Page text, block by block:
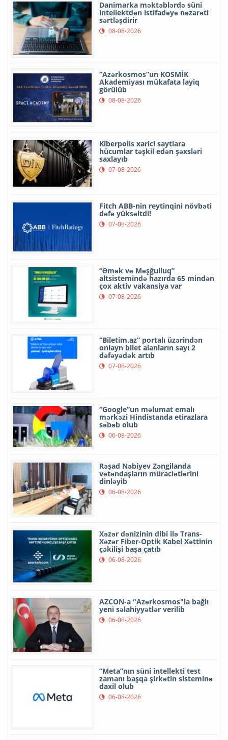
Danimarka məktəblərdə süni
intellektdən istifadəyə nəzarəti
sərtləşdirir
08-08-2026
“Azərkosmos”un KOSMİK
Akademiyası mükafata layiq
görülüb
08-08-2026
Kiberpolis xarici saytlara
hücumlar təşkil edən şəxsləri
saxlayıb
07-08-2026
Fitch ABB-nin reytinqini növbəti
dəfə yüksəltdi!
07-08-2026
“Əmək və Məşğulluq”
altsistemində hazırda 65 mindən
çox aktiv vakansiya var
07-08-2026
“Biletim.az” portalı üzərindən
onlayn bilet alanların sayı 2
dəfəyədək artıb
07-08-2026
“Google”un məlumat emalı
mərkəzi Hindistanda etirazlara
səbəb olub
06-08-2026
Rəşad Nəbiyev Zəngilanda
vətəndaşların müraciətlərini
dinləyib
06-08-2026
Xəzər dənizinin dibi ilə Trans-
Xəzər Fiber-Optik Kabel Xəttinin
çəkilişi başa çatıb
06-08-2026
AZCON-a "Azərkosmos"la bağlı
yeni səlahiyyətlər verilib
06-08-2026
“Meta”nın süni intellekti test
zamanı başqa şirkətin sisteminə
daxil olub
06-08-2026